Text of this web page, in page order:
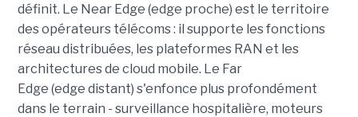
définit. Le Near Edge (edge proche) est le territoire
des opérateurs télécoms : il supporte les fonctions
réseau distribuées, les plateformes RAN et les
architectures de cloud mobile. Le Far
Edge (edge distant) s'enfonce plus profondément
dans le terrain - surveillance hospitalière, moteurs